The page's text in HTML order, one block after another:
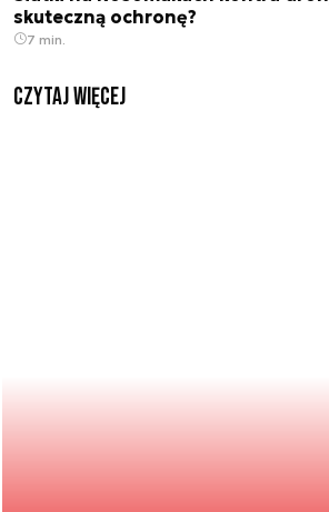
skuteczną ochronę?
7 min.
czytaj więcej